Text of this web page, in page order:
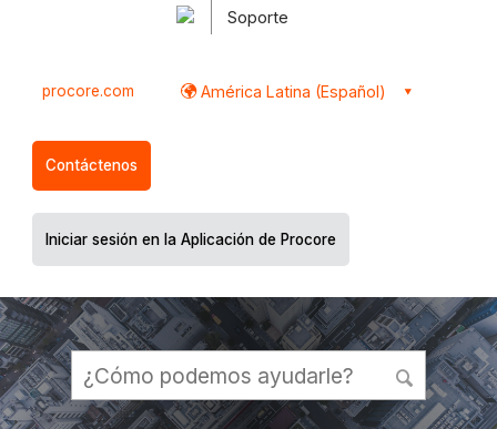
Soporte
procore.com América Latina (Español)
Contáctenos
Iniciar sesión en la Aplicación de Procore